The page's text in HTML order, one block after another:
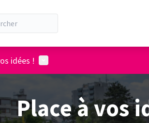
idées ! Menu utilisateur
Place à vos